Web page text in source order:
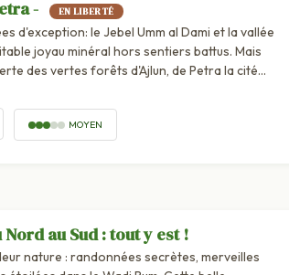
-
EN LIBERTÉ
d'exception: le Jebel Umm al Dami et la vallée
joyau minéral hors sentiers battus. Mais
des vertes forêts d'Ajlun, de Petra la cité...
MOYEN
au Sud : tout y est !
nature : randonnées secrètes, merveilles